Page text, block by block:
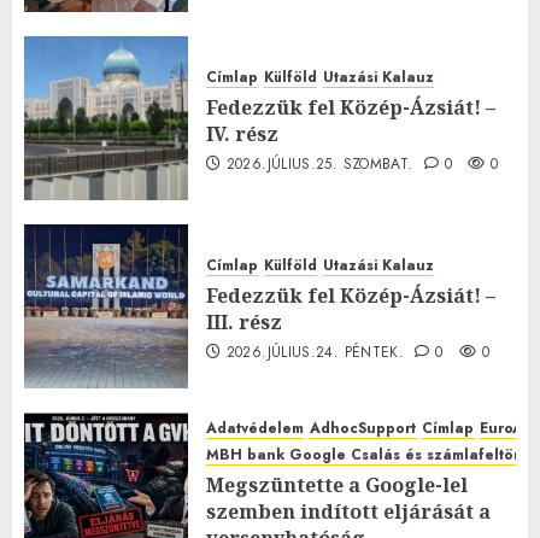
Címlap Külföld Utazási Kalauz
Fedezzük fel Közép-Ázsiát! –
IV. rész
2026.JÚLIUS.25. SZOMBAT. 0 0
Címlap Külföld Utazási Kalauz
Fedezzük fel Közép-Ázsiát! –
III. rész
2026.JÚLIUS.24. PÉNTEK. 0 0
Adatvédelem AdhocSupport Címlap
MBH bank Google Csalás és
Megszüntette a Google-lel
szemben indított eljárását a